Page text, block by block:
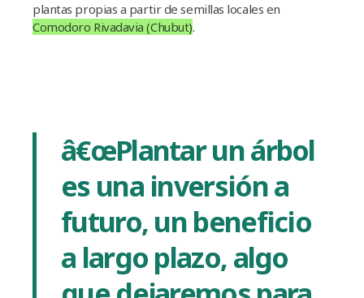
plantas propias a partir de semillas locales en
Comodoro Rivadavia (Chubut).
â€œPlantar un árbol
es una inversión a
futuro, un beneficio
a largo plazo, algo